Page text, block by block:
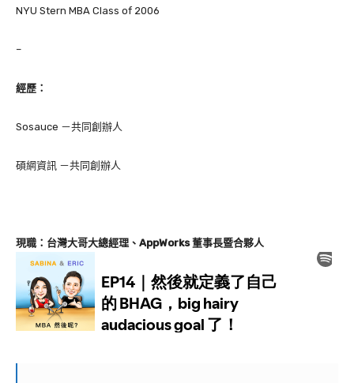
NYU Stern MBA Class of 2006
–
經歷：
Sosauce －共同創辦人
碩網資訊 －共同創辦人
現職：台灣大哥大總經理、AppWorks 董事長暨合夥人